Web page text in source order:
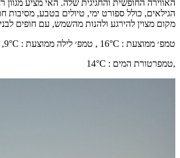
האווירה החופשית והחגיגית שלה. האי מציע מגוון
הגילאים, כולל ספורט ימי, טיולים בטבע, מסיבות
מקום מצוין להירגע ולהנות מהשמש, עם חופים
טמפ׳ ממוצעת :
16°C , טמפ׳ לילה ממוצעת :
9°C,
,טמפרטורת המים :
14°C